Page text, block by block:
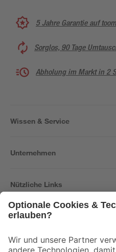
5 Jahre Garantie auf
Sorglos, 90 Tage
Abholung im Markt in 2
Wissen & Service
Unternehmen
Nützliche Links
Der toom Newsletter: Keine Angebote